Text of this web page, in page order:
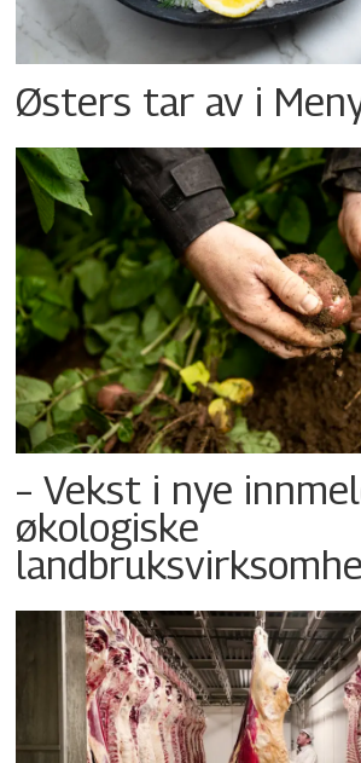
Østers tar av i
– Vekst i nye
økologiske